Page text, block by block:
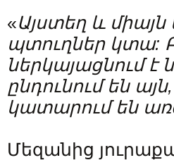
«Այստեղ և
պտուղներ կտա:
ներկայացնում է
ընդունում են
կատարում են
Մեզանից